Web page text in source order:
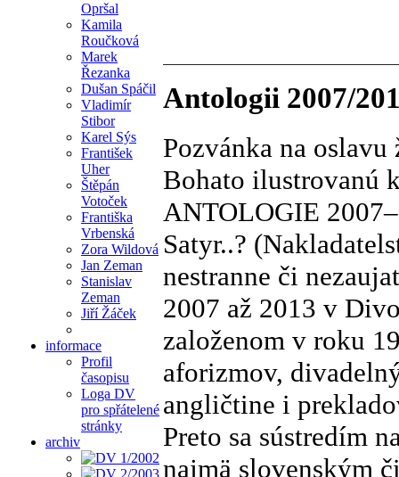
Opršal
Kamila
Roučková
Marek
Řezanka
Dušan Spáčil
Vladimír
Stibor
Karel Sýs
František
Uher
Štěpán
Votoček
Františka
Vrbenská
Zora Wildová
Jan Zeman
Stanislav
Zeman
Jiří Žáček
informace
Profil
časopisu
Loga DV
pro spřátelené
stránky
archiv
Antologii 2007/
Pozvánka na oslavu
Bohato ilustrovanú
ANTOLOGIE
Satyr..?
nestranne či
2007 až 2013 v
založenom v roku
aforizmov,
angličtine i
Preto sa sústredím
najmä slovenským